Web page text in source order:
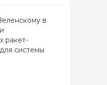
в
ракет-
системы